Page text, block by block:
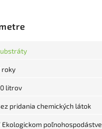
roky
litrov
pridania chemických látok
Ekologickom poľnohospodástve